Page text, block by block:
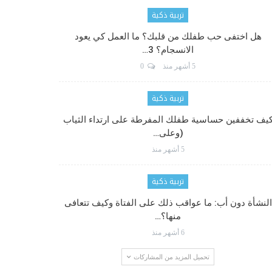
تربية ذكية
هل اختفى حب طفلك من قلبك؟ ما العمل كي يعود
الانسجام؟ 3…
5 أشهر منذ
تربية ذكية
تخففين حساسية طفلك المفرطة على ارتداء الثياب
(وعلى…
5 أشهر منذ
تربية ذكية
النشأة دون أب: ما عواقب ذلك على الفتاة وكيف تتعافى
منها؟…
6 أشهر منذ
تحميل المزيد من المشاركات